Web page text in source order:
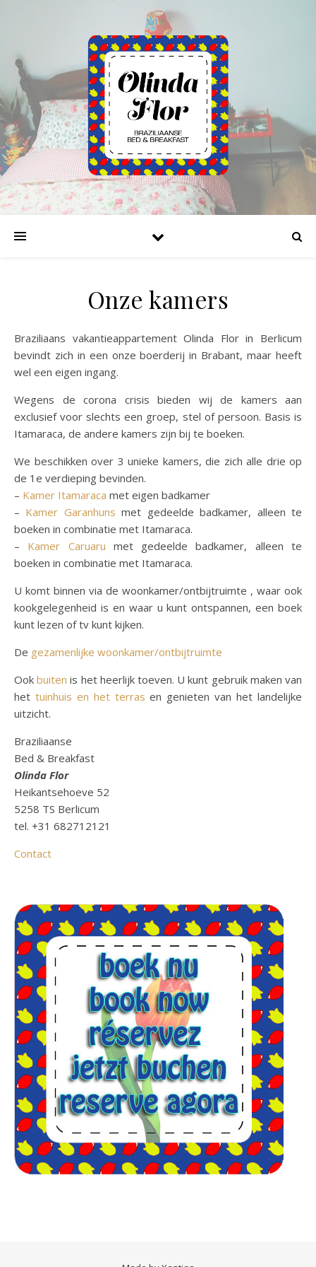
Onze kamers
Braziliaans vakantieappartement Olinda Flor in Berlicum
bevindt zich in een onze boerderij in Brabant, maar heeft
wel een eigen ingang.
Wegens de corona crisis bieden wij de kamers aan
exclusief voor slechts een groep, stel of persoon. Basis is
Itamaraca, de andere kamers zijn bij te boeken.
We beschikken over 3 unieke kamers, die zich alle drie op
de 1e verdieping bevinden.
– Kamer Itamaraca met eigen badkamer
– Kamer Garanhuns met gedeelde badkamer, alleen te
boeken in combinatie met Itamaraca.
– Kamer Caruaru met gedeelde badkamer, alleen te
boeken in combinatie met Itamaraca.
U komt binnen via de woonkamer/ontbijtruimte , waar ook
kookgelegenheid is en waar u kunt ontspannen, een boek
kunt lezen of tv kunt kijken.
De gezamenlijke woonkamer/ontbijtruimte
Ookbuiten is het heerlijk toeven. U kunt gebruik maken van
het tuinhuis en het terras en genieten van het landelijke
uitzicht.
Braziliaanse
Bed & Breakfast
Olinda Flor
Heikantsehoeve 52
5258 TS Berlicum
tel. +31 682712121
Contact